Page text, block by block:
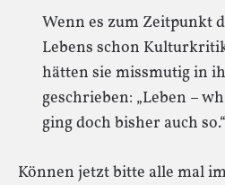
Wenn es zum Zeitpunkt
Lebens schon
hätten sie missmutig in
geschrieben: „Leben –
ging doch bisher auch so.“
Können jetzt bitte alle mal